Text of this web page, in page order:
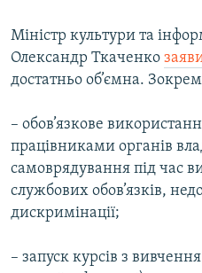
Міністр культури та
Олександр Ткаченко
достатньо об’ємна.
– обов’язкове
працівниками органів
самоврядування під час
службових обов’язків,
дискримінації;
– запуск курсів з